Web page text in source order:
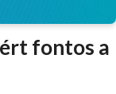
fontos a